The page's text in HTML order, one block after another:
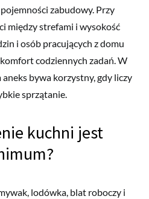
zabudowy. Przy
między strefami i wysokość
i osób pracujących z domu
codziennych zadań. W
bywa korzystny, gdy liczy
sprzątanie.
kuchni jest
lodówka, blat roboczy i